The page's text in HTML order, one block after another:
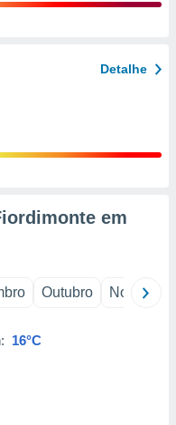
Detalhe
em
Outubro Novembro
16°C